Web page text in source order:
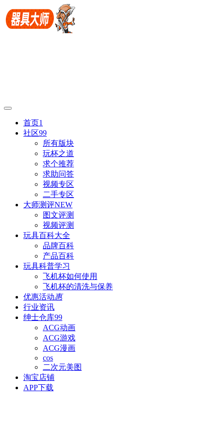
首页1
社区99
所有版块
玩杯之道
求个推荐
求助问答
视频专区
二手专区
大师测评NEW
图文评测
视频评测
玩具百科大全
品牌百科
产品百科
玩具科普学习
飞机杯如何使用
飞机杯的清洗与保养
优惠活动惠
行业资讯
绅士仓库99
ACG动画
ACG游戏
ACG漫画
cos
二次元美图
淘宝店铺
APP下载